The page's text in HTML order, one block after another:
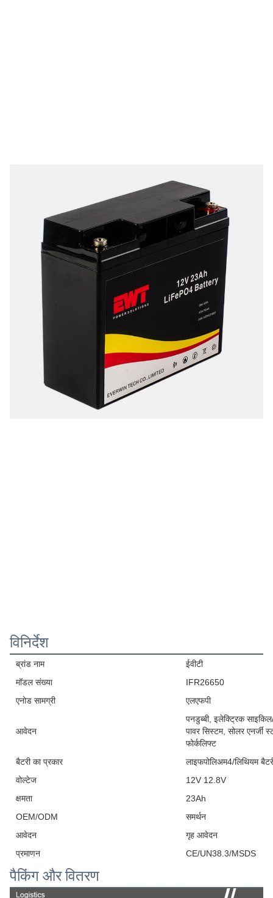
विनिर्देश
ब्रांड नाम
ईवीटी
मॉडल संख्या
IFR26650
एनोड सामग्री
एलएफपी
आवेदन
पनडुब्बी, इलेक्ट्रिक
पावर सिस्टम, सोलर एनर्जी
फोर्कलिफ्ट
बैटरी का प्रकार
लाइफपोलिअम4/लिथियम
वोल्टेज
12V 12.8V
क्षमता
23Ah
OEM/ODM
समर्थन
आवेदन
गृह आवेदन
प्रमाणन
CE/UN38.3/MSDS
पैकिंग और वितरण